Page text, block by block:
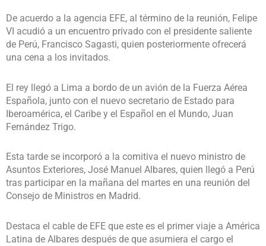
De acuerdo a la agencia EFE, al término de la reunión, Felipe
VI acudió a un encuentro privado con el presidente saliente
de Perú, Francisco Sagasti, quien posteriormente ofrecerá
una cena a los invitados.
El rey llegó a Lima a bordo de un avión de la Fuerza Aérea
Española, junto con el nuevo secretario de Estado para
Iberoamérica, el Caribe y el Español en el Mundo, Juan
Fernández Trigo.
Esta tarde se incorporó a la comitiva el nuevo ministro de
Asuntos Exteriores, José Manuel Albares, quien llegó a Perú
tras participar en la mañana del martes en una reunión del
Consejo de Ministros en Madrid.
Destaca el cable de EFE que este es el primer viaje a América
Latina de Albares después de que asumiera el cargo el